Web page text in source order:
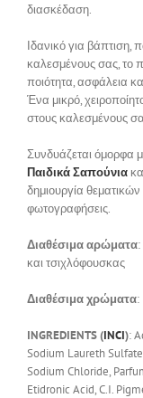
διασκέδαση.
Ιδανικό για βάπτιση,
καλεσμένους σας, το
ποιότητα, ασφάλεια
Ένα μικρό,
στους καλεσμένους
Συνδυάζεται όμορφα
Παιδικά Σαπούνια
δημιουργία
φωτογραφήσεις.
Διαθέσιμα αρώματα
και τσιχλόφουσκας
Διαθέσιμα χρώματα:
INGREDIENTS (INCI):
Sodium Laureth
Sodium Chloride,
Etidronic Acid, C.I.